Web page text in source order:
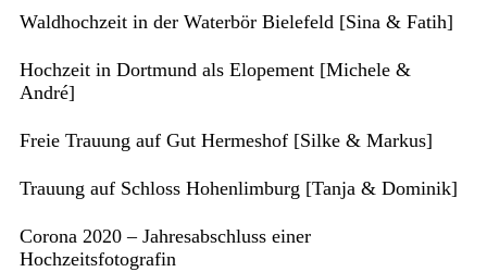
Waldhochzeit in der Waterbör Bielefeld [Sina & Fatih]
Hochzeit in Dortmund als Elopement [Michele &
André]
Freie Trauung auf Gut Hermeshof [Silke & Markus]
Trauung auf Schloss Hohenlimburg [Tanja & Dominik]
Corona 2020 – Jahresabschluss einer
Hochzeitsfotografin